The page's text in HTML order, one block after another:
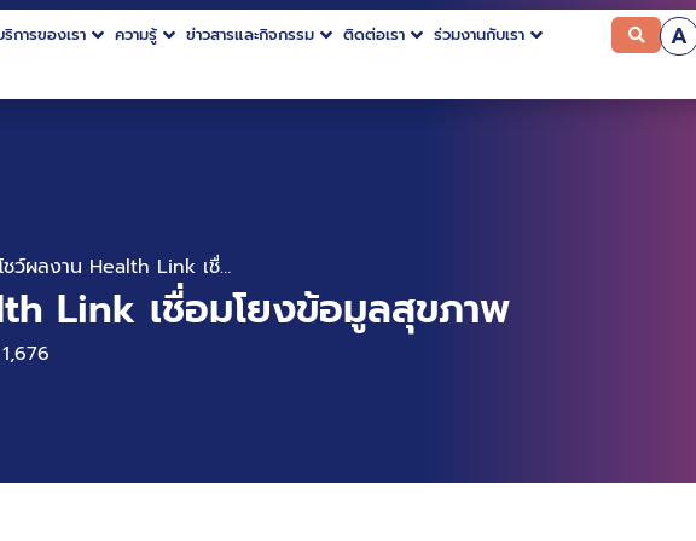
การของเรา ความรู้ ข่าวสารและกิจกรรม ติดต่อเรา ร่วมงานกับเรา A
โชว์ผลงาน Health Link เชื่อมโยงข้อมูลสุขภาพ
Link เชื่อมโยงข้อมูลสุขภาพ
1,676